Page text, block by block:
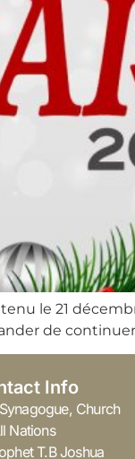
le 21
de
Info
Church
Nations
T.B Joshua